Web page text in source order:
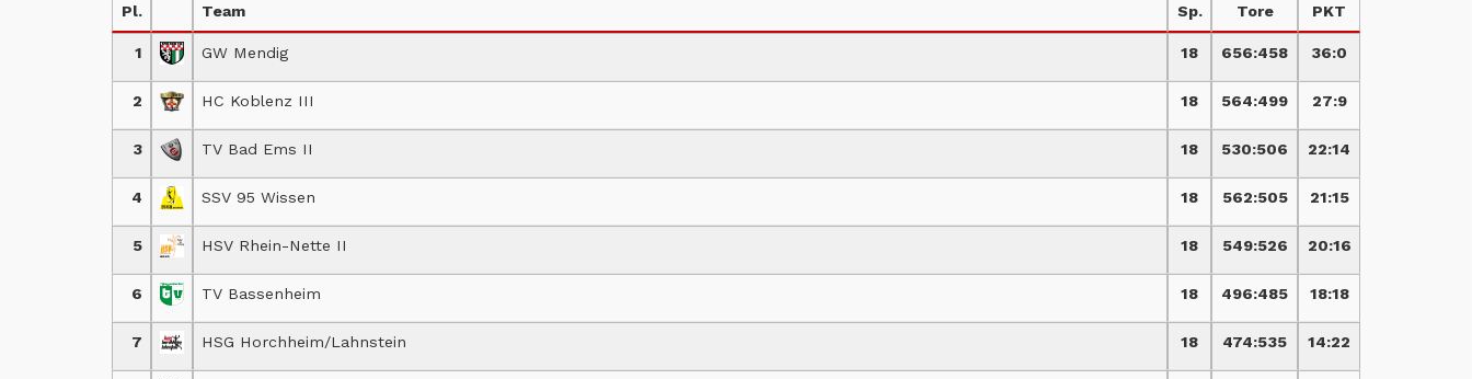
Pl. Team Sp. Tore PKT
1 GW Mendig 18 656:458 36:0
2 HC Koblenz III 18 564:499 27:9
3 TV Bad Ems II 18 530:506 22:14
4 SSV 95 Wissen 18 562:505 21:15
5 HSV Rhein-Nette II 18 549:526 20:16
6 TV Bassenheim 18 496:485 18:18
7 HSG Horchheim/Lahnstein 18 474:535 14:22